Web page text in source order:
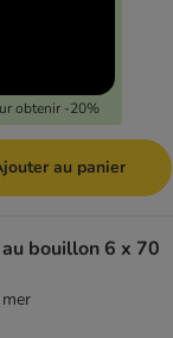
obtenir -20%
au panier
bouillon 6 x 70